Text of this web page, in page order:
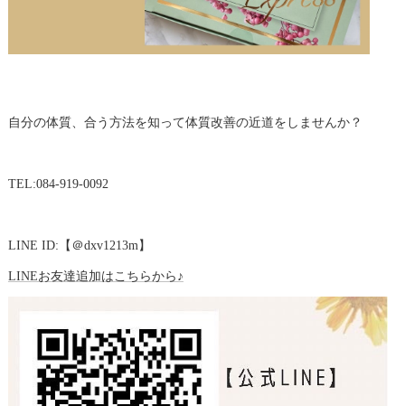
自分の体質、合う方法を知って体質改善の近道をしませんか？
TEL:084-919-0092
LINE ID:【＠dxv1213m】
LINEお友達追加はこちらから♪